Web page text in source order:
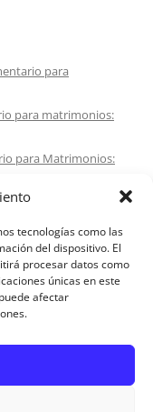
tecnologías como las
del dispositivo. El
procesar datos como
únicas en este
afectar
para
para matrimonios:
para Matrimonios:
Comentario para
BUENOS AIRES